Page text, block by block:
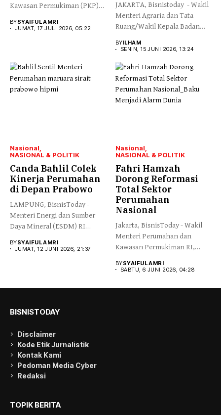
Kawasan Permukiman (PKP)
BYSYAIFUL AMRI
JUMAT, 17 JULI 2026, 05:22
JAKARTA, Bisnistoday - Wakil
Menteri Agraria dan Tata
Ruang/Wakil Kepala Badan
BYILHAM
SENIN, 15 JUNI 2026, 13:24
Nasional
NASIONAL & POLITIK
Canda Bahlil Colek
Kinerja Perumahan
di Depan Prabowo
LAMPUNG, BisnisToday -
Menteri Energi dan Sumber
Daya Mineral (ESDM) RI
BYSYAIFUL AMRI
JUMAT, 12 JUNI 2026, 21:37
Nasional
NASIONAL & POLITIK
Fahri Hamzah
Dorong Reformasi
Total Sektor
Perumahan
Nasional
Jakarta, BisnisToday - Wakil
Menteri Perumahan dan
Kawasan Permukiman RI,
BYSYAIFUL AMRI
SABTU, 6 JUNI 2026, 04:28
BISNISTODAY
Disclaimer
Kode Etik Jurnalistik
Kontak Kami
Pedoman Media Cyber
Redaksi
TOPIK BERITA